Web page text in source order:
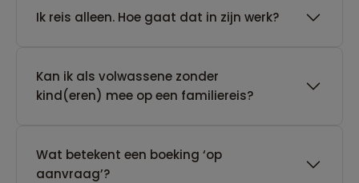
​Ik reis alleen. Hoe gaat dat in zijn werk?
Kan ik als volwassene zonder
kind(eren) mee op een familiereis?
Wat betekent een boeking ‘op
aanvraag’?